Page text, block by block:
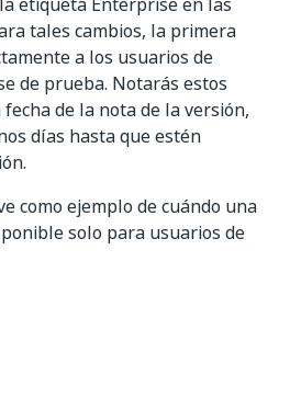
tales cambios, la primera
a los usuarios de
de prueba. Notarás estos
de la nota de la versión,
días hasta que estén
como ejemplo de cuándo una
solo para usuarios de